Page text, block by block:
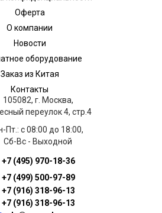
Оферта
О компании
Новости
оборудование
Заказ из Китая
Контакты
105082, г. Москва,
переулок 4, стр.4
Пт.: с 08:00 до 18:00,
Сб-Вс - Выходной
+7 (495) 970-18-36
+7 (499) 500-97-89
+7 (916) 318-96-13
+7 (916) 318-96-13